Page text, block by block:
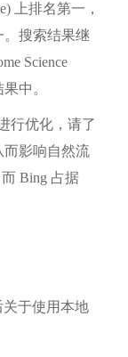
上排名第一，
。搜索结果继
Science
中。
行优化，请了
而影响自然流
Bing 占据
于使用本地